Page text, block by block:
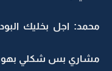
محمد: اجل بخليك
مشاري بس شكلي